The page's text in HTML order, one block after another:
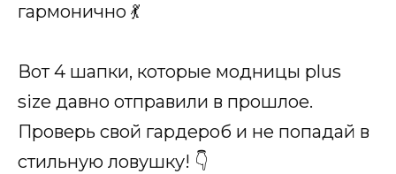
гармонично 💃
Вот 4 шапки, которые модницы plus
size давно отправили в прошлое.
Проверь свой гардероб и не попадай в
стильную ловушку! 👇